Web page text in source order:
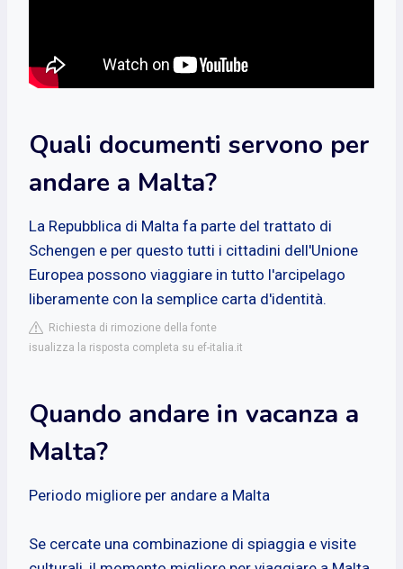
Quali documenti servono per
andare a Malta?
La Repubblica di Malta fa parte del trattato di
Schengen e per questo tutti i cittadini dell'Unione
Europea possono viaggiare in tutto l'arcipelago
liberamente con la semplice carta d'identità.
Richiesta di rimozione della fonte
isualizza la risposta completa su ef-italia.it
Quando andare in vacanza a
Malta?
Periodo migliore per andare a Malta
Se cercate una combinazione di spiaggia e visite